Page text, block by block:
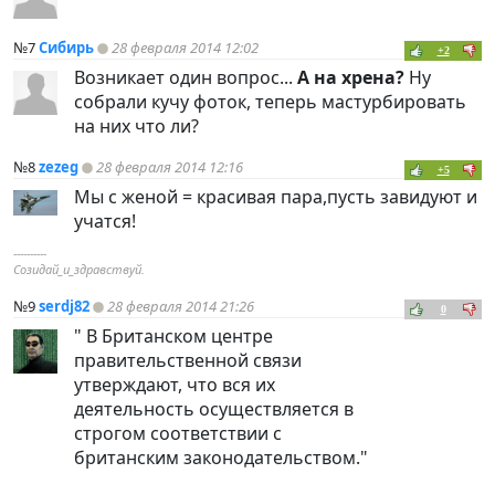
№7Сибирь 28 февраля 2014 12:02 +2
Возникает один вопрос... А на хрена? Ну
собрали кучу фоток, теперь мастурбировать
на них что ли?
№8zezeg 28 февраля 2014 12:16 +5
Мы с женой = красивая пара,пусть завидуют и
учатся!
----------
Созидай_и_здравствуй.
№9serdj82 28 февраля 2014 21:26 0
" В Британском центре
правительственной связи
утверждают, что вся их
деятельность осуществляется в
строгом соответствии с
британским законодательством."